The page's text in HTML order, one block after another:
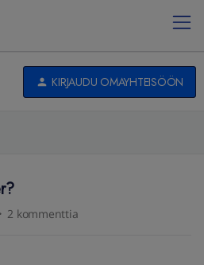
KIRJAUDU OMAYHTEISÖÖN
2 kommenttia